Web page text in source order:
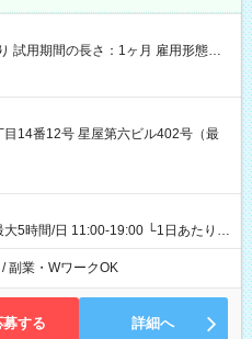
試用期間の長さ：1ヶ月 雇用形態、
。
14番12号 星屋第六ビル402号（最
大5時間/日 11:00-19:00 └1日あたりの
時間帯内であれば、いつでも勤務可
お好きな曜日でご勤務いただけま
由な働き方が可能なお仕事です！
副業・WワークOK
募する 詳細へ